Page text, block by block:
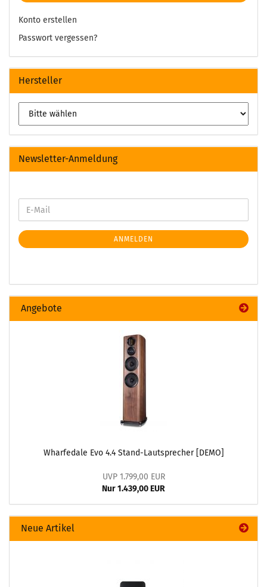
Konto erstellen
Passwort vergessen?
Hersteller
Newsletter-Anmeldung
ANMELDEN
Angebote
Wharfedale Evo 4.4 Stand-Lautsprecher [DEMO]
UVP 1.799,00 EUR
Nur 1.439,00 EUR
Neue Artikel